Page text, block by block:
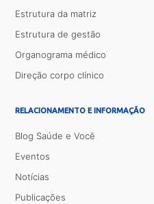
Estrutura da matriz
Estrutura de gestão
Organograma médico
Direção corpo clínico
RELACIONAMENTO E INFORMAÇÃO
Blog Saúde e Você
Eventos
Notícias
Publicações